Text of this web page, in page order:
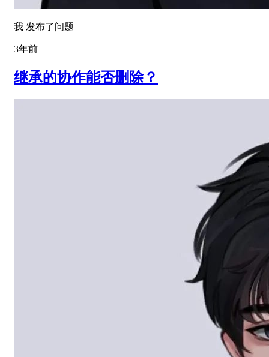
我 发布了问题
3年前
继承的协作能否删除？